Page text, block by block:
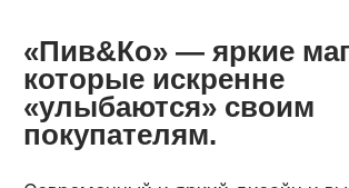
увеличивать средний чек и частоту
счет рассылок, пуш-уведомлений,
бонусной системы лояльности.